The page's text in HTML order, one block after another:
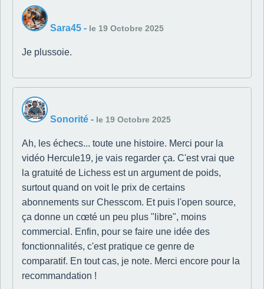
Sara45 - le 19 Octobre 2025
Je plussoie.
Sonorité - le 19 Octobre 2025
Ah, les échecs... toute une histoire. Merci pour la
vidéo Hercule19, je vais regarder ça. C'est vrai que
la gratuité de Lichess est un argument de poids,
surtout quand on voit le prix de certains
abonnements sur Chesscom. Et puis l'open source,
ça donne un cœté un peu plus "libre", moins
commercial. Enfin, pour se faire une idée des
fonctionnalités, c'est pratique ce genre de
comparatif. En tout cas, je note. Merci encore pour la
recommandation !